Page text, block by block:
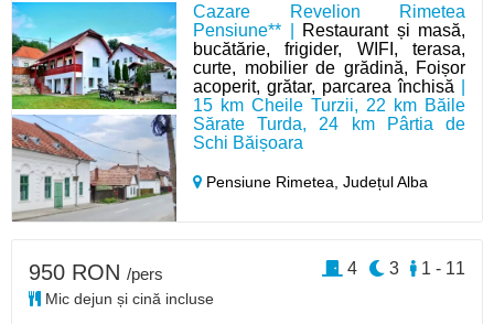
Cazare Revelion Rimetea
Pensiune** |
Restaurant și masă,
bucătărie, frigider, WIFI, terasa,
curte, mobilier de grădină, Foișor
acoperit, grătar, parcarea închisă
15 km Cheile Turzii, 22 km Băile
Sărate Turda, 24 km Pârtia de
Schi Băișoara
Pensiune Rimetea,Județul Alba
950 RON /pers
Mic dejun și cină incluse
1 - 11
3
4